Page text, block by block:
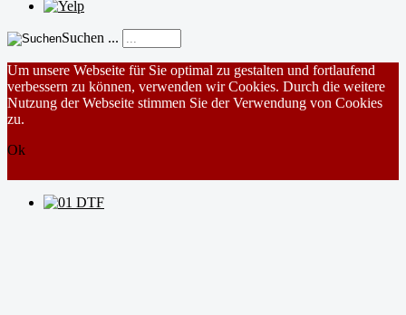
Suchen ...
Um unsere Webseite für Sie optimal zu gestalten und fortlaufend
verbessern zu können, verwenden wir Cookies. Durch die weitere
Nutzung der Webseite stimmen Sie der Verwendung von Cookies
zu.
Ok